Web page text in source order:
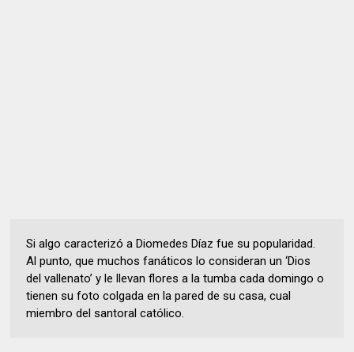
Si algo caracterizó a Diomedes Díaz fue su popularidad.
Al punto, que muchos fanáticos lo consideran un ‘Dios
del vallenato’ y le llevan flores a la tumba cada domingo o
tienen su foto colgada en la pared de su casa, cual
miembro del santoral católico.